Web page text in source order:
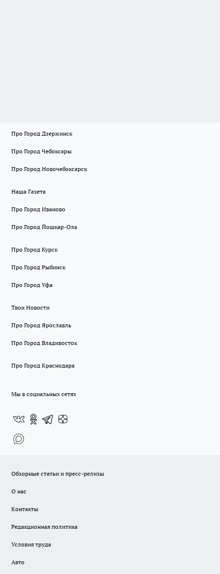
Про Город Дзержинск
Про Город Чебоксары
Про Город Новочебоксарск
Наша Газета
Про Город Иваново
Про Город Йошкар-Ола
Про Город Курск
Про Город Рыбинск
Про Город Уфа
Твои Новости
Про Город Ярославль
Про Город Владивосток
Про Город Краснодара
Мы в социальных сетях
Обзорные статьи и пресс-релизы
О нас
Контакты
Редакционная политика
Условия труда
Авто